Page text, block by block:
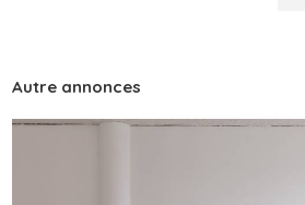
Autre annonces